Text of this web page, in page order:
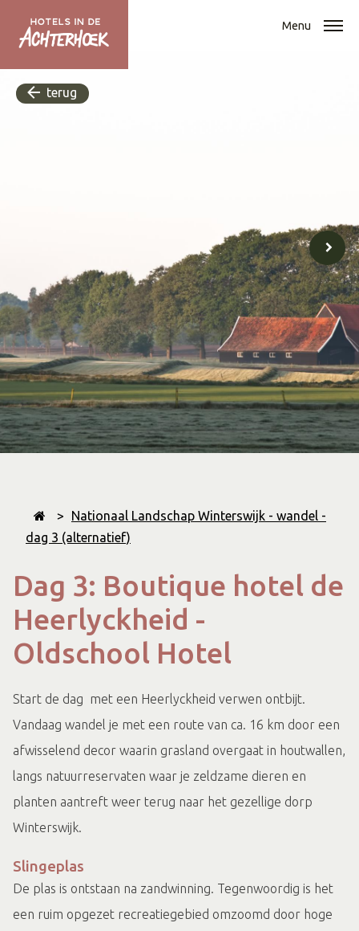
Menu
terug
>
Nationaal Landschap Winterswijk - wandel -
dag 3 (alternatief)
Dag 3: Boutique hotel de
Heerlyckheid -
Oldschool Hotel
Start de dag met een Heerlyckheid verwen ontbijt.
Vandaag wandel je met een route van ca. 16 km door een
afwisselend decor waarin grasland overgaat in houtwallen,
langs natuurreservaten waar je zeldzame dieren en
planten aantreft weer terug naar het gezellige dorp
Winterswijk.
Slingeplas
De plas is ontstaan na zandwinning. Tegenwoordig is het
een ruim opgezet recreatiegebied omzoomd door hoge